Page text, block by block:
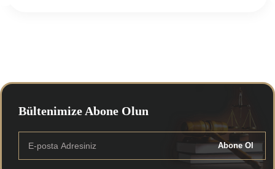
Bültenimize Abone Olun
Abone Ol